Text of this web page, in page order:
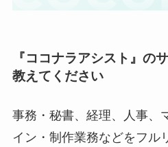
『ココナラアシスト』の
教えてください
事務・秘書、経理、人事、
イン・制作業務などをフル